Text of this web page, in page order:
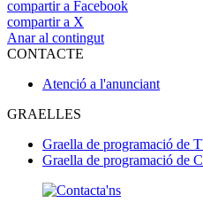
compartir a Facebook
compartir a X
Anar al contingut
CONTACTE
Atenció a l'anunciant
GRAELLES
Graella de programació de
Graella de programació de